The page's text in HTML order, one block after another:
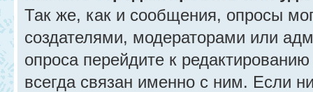
Так же, как и сообщения, опросы
создателями, модераторами или
опроса перейдите к
всегда связан именно с ним. Если